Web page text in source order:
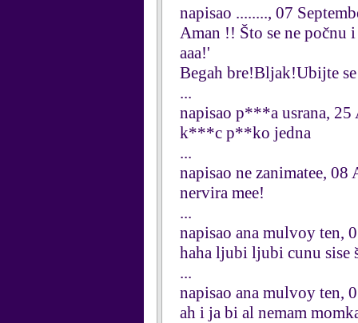
napisao ........, 07
Aman !! Što se ne počnu i
aaa!'
Begah bre!Bljak!Ubijte
...
napisao p***a usrana,
k***c p**ko jedna
...
napisao ne zanimatee,
nervira mee!
...
napisao ana mulvoy ten,
haha ljubi ljubi cunu sise
...
napisao ana mulvoy ten,
ah i ja bi al nemam